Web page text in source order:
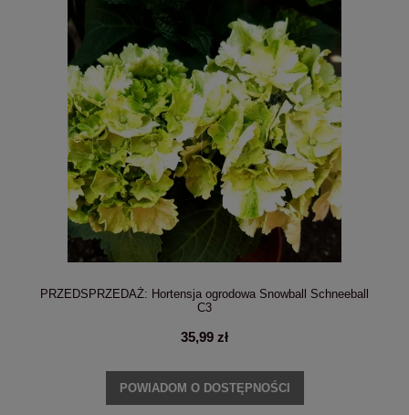
PRZEDSPRZEDAŻ: Hortensja ogrodowa Snowball Schneeball
C3
35,99 zł
POWIADOM O DOSTĘPNOŚCI